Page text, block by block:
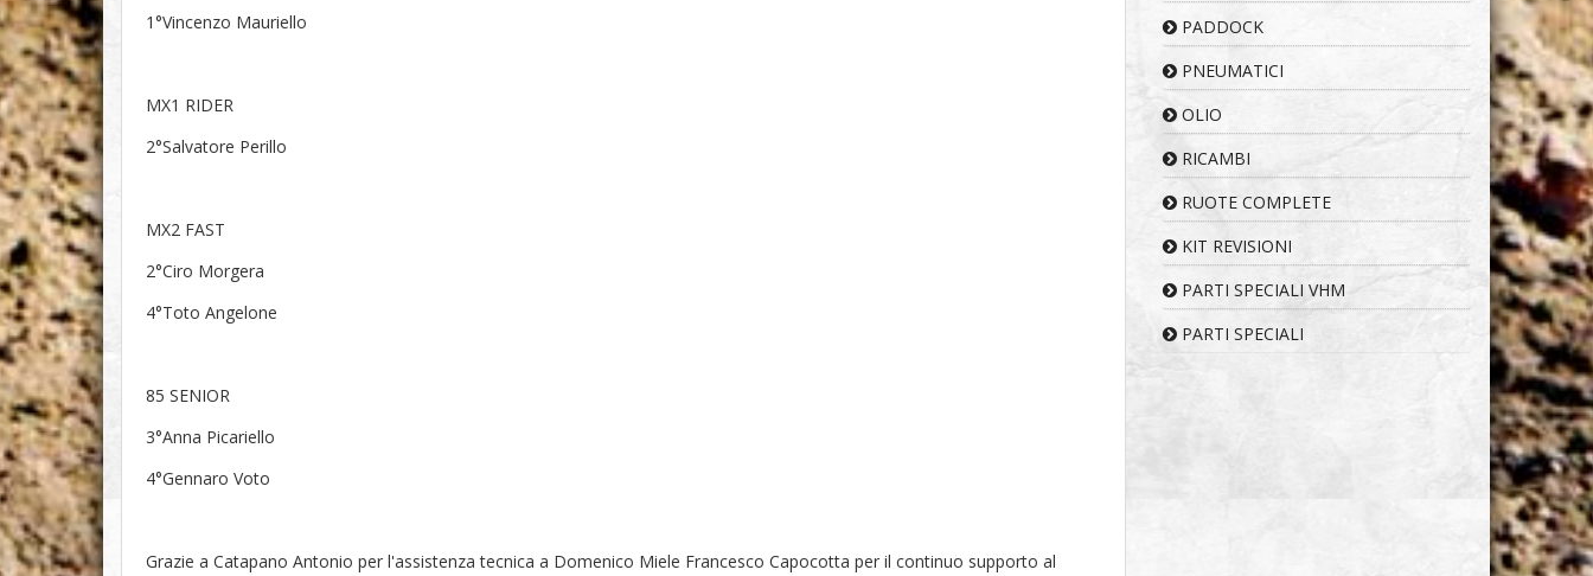
1°Vincenzo Mauriello
MX1 RIDER
2°Salvatore Perillo
MX2 FAST
2°Ciro Morgera
4°Toto Angelone
85 SENIOR
3°Anna Picariello
4°Gennaro Voto
Grazie a Catapano Antonio per l'assistenza tecnica a Domenico Miele Francesco Capocotta per il continuo supporto al
PADDOCK
PNEUMATICI
OLIO
RICAMBI
RUOTE COMPLETE
KIT REVISIONI
PARTI SPECIALI VHM
PARTI SPECIALI